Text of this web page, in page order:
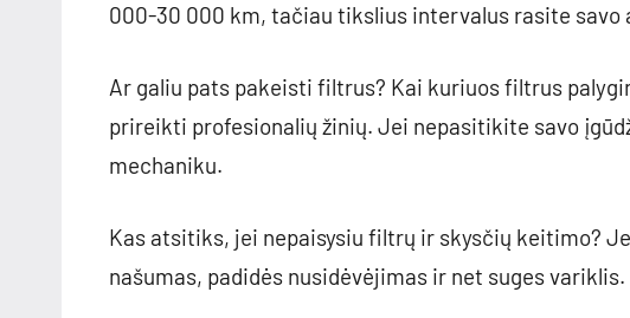
000-30 000 km, tačiau tikslius intervalus rasite
Ar galiu pats pakeisti filtrus? Kai kuriuos filtrus
prireikti profesionalių žinių. Jei nepasitikite savo
mechaniku.
Kas atsitiks, jei nepaisysiu filtrų ir skysčių keitimo?
našumas, padidės nusidėvėjimas ir net suges variklis.